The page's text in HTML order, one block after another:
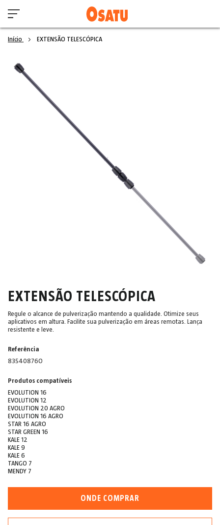
Início EXTENSÃO TELESCÓPICA
EXTENSÃO TELESCÓPICA
Regule o alcance de pulverização mantendo a qualidade. Otimize seus
aplicativos em altura. Facilite sua pulverização em áreas remotas. Lança
resistente e leve.
Referência
83540876O
Produtos compatíveis
EVOLUTION 16
EVOLUTION 12
EVOLUTION 20 AGRO
EVOLUTION 16 AGRO
STAR 16 AGRO
STAR GREEN 16
KALE 12
KALE 9
KALE 6
TANGO 7
MENDY 7
ONDE COMPRAR